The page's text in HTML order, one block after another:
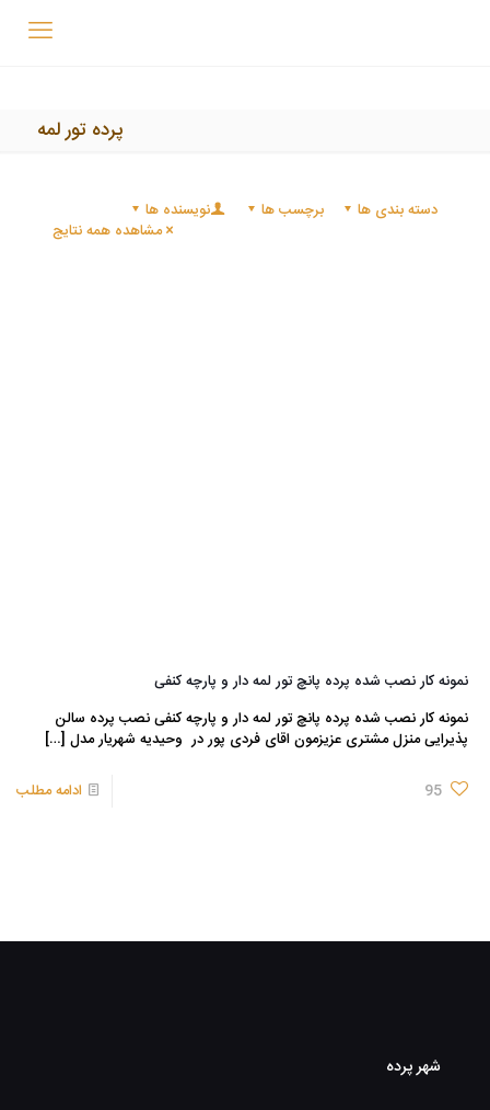
پرده تور لمه
دسته بندی ها برچسب ها
نویسنده ها
مشاهده همه نتایج
نمونه کار نصب شده پرده پانچ تور لمه دار و پارچه کنفی
نمونه کار نصب شده پرده پانچ تور لمه دار و پارچه کنفی نصب پرده سالن
پذیرایی منزل مشتری عزیزمون اقای فردی پور در وحیدیه شهریار مدل […]
95 ادامه مطلب
شهر پرده